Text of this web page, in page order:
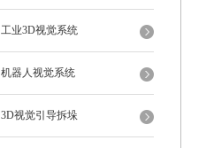
工业3D视觉系统
机器人视觉系统
3D视觉引导拆垛